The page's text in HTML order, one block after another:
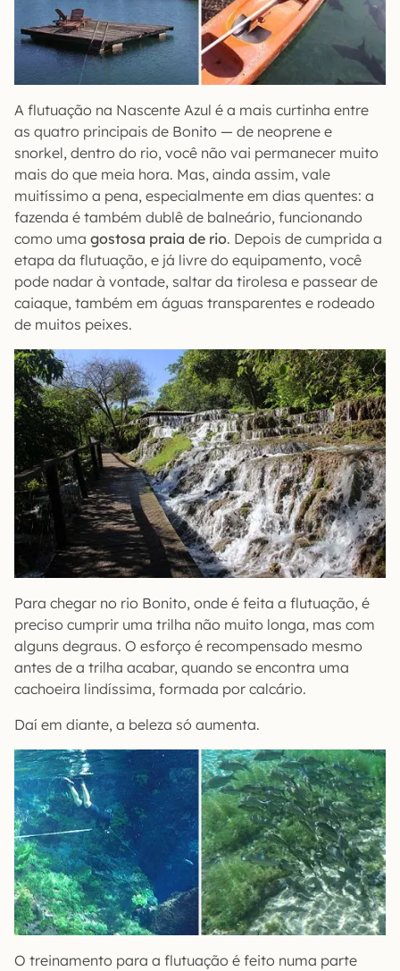
A flutuação na Nascente Azul é a mais curtinha entre
as quatro principais de Bonito — de neoprene e
snorkel, dentro do rio, você não vai permanecer muito
mais do que meia hora. Mas, ainda assim, vale
muitíssimo a pena, especialmente em dias quentes: a
fazenda é também dublê de balneário, funcionando
como uma gostosa praia de rio. Depois de cumprida a
etapa da flutuação, e já livre do equipamento, você
pode nadar à vontade, saltar da tirolesa e passear de
caiaque, também em águas transparentes e rodeado
de muitos peixes.
Para chegar no rio Bonito, onde é feita a flutuação, é
preciso cumprir uma trilha não muito longa, mas com
alguns degraus. O esforço é recompensado mesmo
antes de a trilha acabar, quando se encontra uma
cachoeira lindíssima, formada por calcário.
Daí em diante, a beleza só aumenta.
O treinamento para a flutuação é feito numa parte